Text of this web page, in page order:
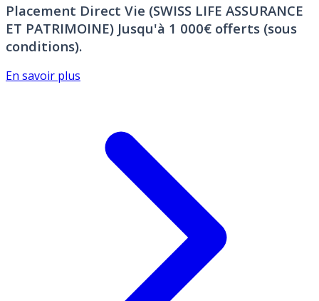
Placement Direct Vie (SWISS LIFE ASSURANCE
ET PATRIMOINE) Jusqu'à 1 000€ offerts (sous
conditions).
En savoir plus